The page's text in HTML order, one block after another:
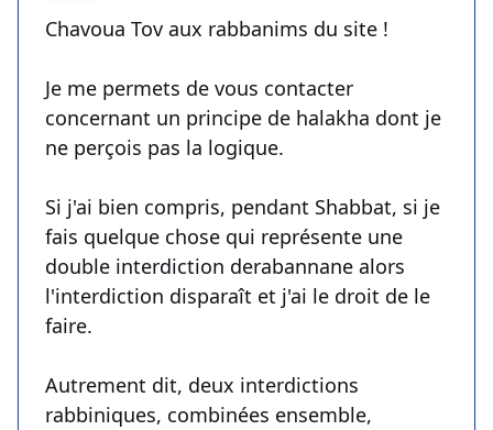
Chavoua Tov aux rabbanims du site !
Je me permets de vous contacter
concernant un principe de halakha dont je
ne perçois pas la logique.
Si j'ai bien compris, pendant Shabbat, si je
fais quelque chose qui représente une
double interdiction derabannane alors
l'interdiction disparaît et j'ai le droit de le
faire.
Autrement dit, deux interdictions
rabbiniques, combinées ensemble,